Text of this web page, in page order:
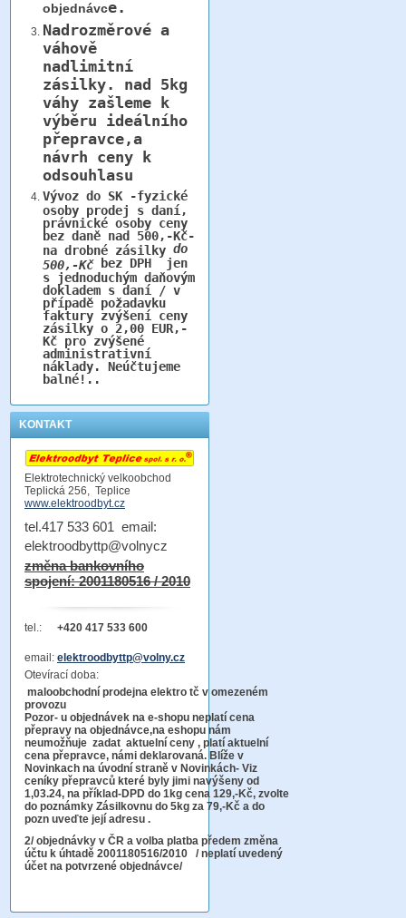
objednávce.
Nadrozměrové a
váhově
nadlimitní
zásilky. nad 5kg
váhy zašleme k
výběru ideálního
přepravce,a
návrh ceny k
odsouhlasu
Vývoz do SK -fyzické
osoby prodej s daní,
právnické osoby ceny
bez daně nad 500,-Kč-
na drobné zásilky do
500,-Kčbez DPH jen
s jednoduchým daňovým
dokladem s daní / v
případě požadavku
faktury zvýšení ceny
zásilky o 2,00 EUR,-
Kč pro zvýšené
administrativní
náklady. Neúčtujeme
balné!..
KONTAKT
Elektrotechnický velkoobchod
Teplická 256, Teplice
www.elektroodbyt.cz
tel.417 533 601 email:
elektroodbyttp@volnycz
změna bankovního
spojení: 2001180516 / 2010
tel.: +420 417 533 600
email: elektroodbyttp@volny.cz
Otevírací doba:
maloobchodní prodejna elektro tč v omezeném
provozu
Pozor- u objednávek na e-shopu neplatí cena
přepravy na objednávce,na eshopu nám
neumožňuje zadat aktuelní ceny , platí aktuelní
cena přepravce, námi deklarovaná. Blíže v
Novinkach na úvodní straně v Novinkách- Viz
ceníky přepravců které byly jimi navýšeny od
1,03.24, na příklad-DPD do 1kg cena 129,-Kč, zvolte
do poznámky Zásilkovnu do 5kg za 79,-Kč a do
pozn uveďte její adresu .
2/ objednávky v ČR a volba platba předem změna
účtu k úhtadě 2001180516/2010 / neplatí uvedený
účet na potvrzené objednávce/